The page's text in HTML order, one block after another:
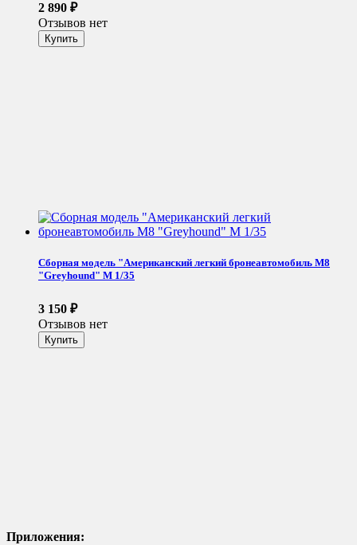
2 890 ₽
Отзывов нет
Сборная модель "Американcкий легкий бронеавтомобиль M8
"Greyhound" М 1/35
3 150 ₽
Отзывов нет
Приложения: